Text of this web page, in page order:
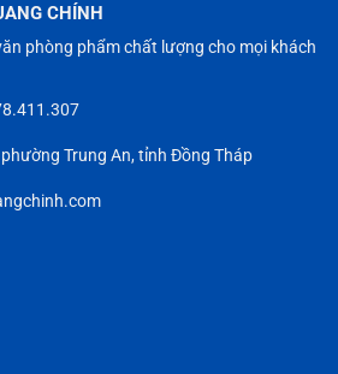
CHÍNH
phòng phẩm chất lượng cho mọi khách
Trung An, tỉnh Đồng Tháp